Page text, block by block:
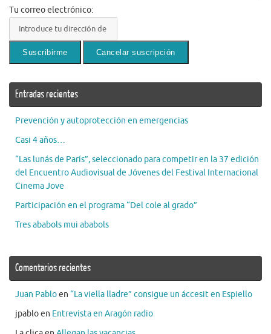
Tu correo electrónico:
Entradas recientes
Prevención y autoprotección en emergencias
Casi 4 años…
“Las lunás de París”, seleccionado para competir en la 37 edición
del Encuentro Audiovisual de Jóvenes del Festival Internacional
Cinema Jove
Participación en el programa “Del cole al grado”
Tres ababols mui ababols
Comentarios recientes
Juan Pabloen “La viella lladre” consigue un áccesit en Espiello
jpabloen Entrevista en Aragón radio